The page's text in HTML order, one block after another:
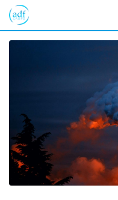
Skip
content